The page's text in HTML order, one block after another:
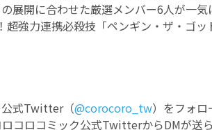
展開に合わせた厳選メンバー6人が一
強力連携必殺技「ペンギン・ザ・ゴッ
式Twitter（@corocoro_tw）をフォロ
コロコミック公式TwitterからDMが送